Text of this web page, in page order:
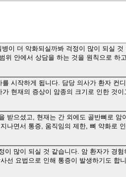
이 더 악화되실까봐 걱정이 많이 되실
위 안에서 상담을 하는 것을 원칙으로 하
시작하게 됩니다. 담당 의사가 환자 컨
현재의 증상이 암종의 크기로 인한 것이
받으셨고, 현재는 간 외에도 골반뼈로
나면서 통증, 움직임의 제한, 뼈 약화로
이 많이 되실 것 같습니다. 암 환자가 경
선 요법으로 인해 통증이 발생하기도 합